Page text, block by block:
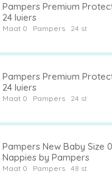
Pampers Premium
24 luiers
Maat 0 Pampers
Pampers Premium
24 luiers
Maat 0 Pampers
Pampers New Baby Size
Nappies by Pampers
Maat 0 Pampers